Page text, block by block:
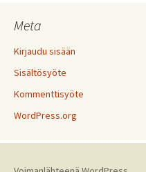
Meta
Kirjaudu sisään
Sisältösyöte
Kommenttisyöte
WordPress.org